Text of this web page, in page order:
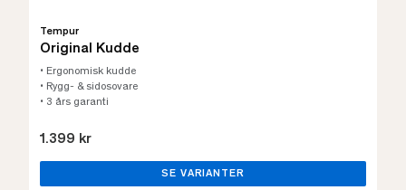
Tempur
Original Kudde
• Ergonomisk kudde
• Rygg- & sidosovare
• 3 års garanti
1.399 kr
SE VARIANTER